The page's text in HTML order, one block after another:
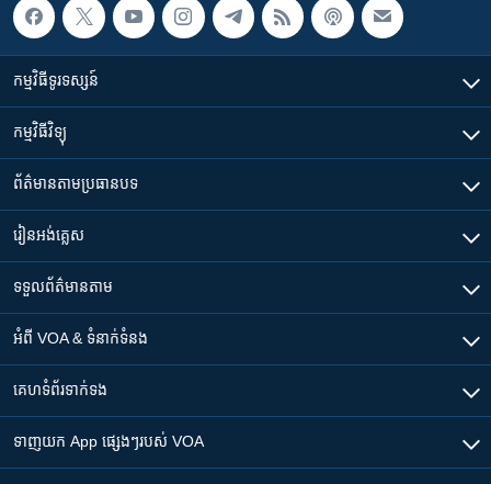
កម្មវិធី​ទូរទស្សន៍
កម្មវិធី​វិទ្យុ
ព័ត៌មាន​តាមប្រធានបទ​
រៀន​​អង់គ្លេស
ទទួល​ព័ត៌មាន​តាម
អំពី​ VOA & ទំនាក់ទំនង
គេហទំព័រ​​ទាក់ទង
ទាញយក​ App ផ្សេងៗ​របស់​ VOA